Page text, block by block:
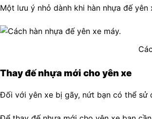
Một lưu ý nhỏ dành khi hàn nhựa đế
Thay đế nhựa mới cho yên xe
Đối với yên xe bị gãy, nứt bạn có thể sử